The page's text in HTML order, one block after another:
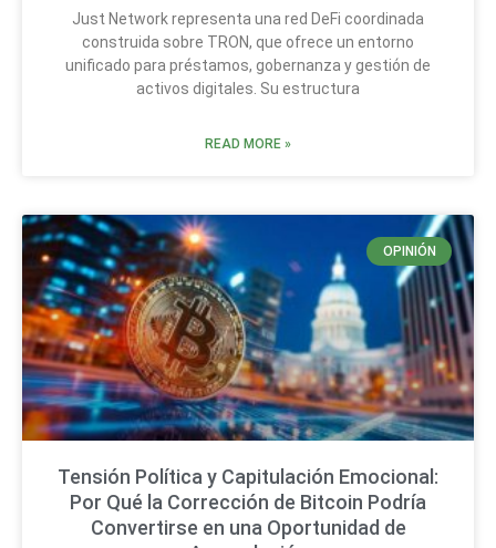
Just Network representa una red DeFi coordinada
construida sobre TRON, que ofrece un entorno
unificado para préstamos, gobernanza y gestión de
activos digitales. Su estructura
READ MORE »
OPINIÓN
Tensión Política y Capitulación Emocional:
Por Qué la Corrección de Bitcoin Podría
Convertirse en una Oportunidad de